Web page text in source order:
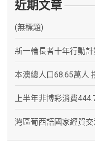
近期文章
(無標題)
新一輪長者十年行動
本澳總人口68.65萬人
上半年非博彩消費
灣區葡西語國家經貿